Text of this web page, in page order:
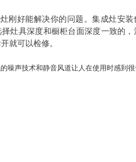
刚好能解决你的问题。集成灶安装
灶具深度和橱柜台面深度一致的，
就可以检修。
噪声技术和静音风道让人在使用时感到很